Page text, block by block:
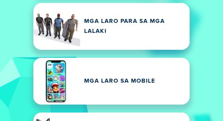
MGA LARO PARA SA MGA
LALAKI
MGA LARO SA MOBILE